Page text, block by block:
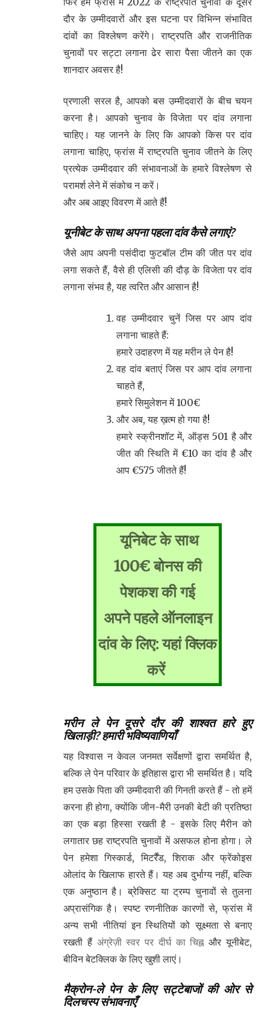
दौर के उम्मीदवारों और इस घटना पर विभिन्न संभावित
दांवों का विश्लेषण करेंगे। राष्ट्रपति और राजनीतिक
चुनावों पर सट्टा लगाना ढेर सारा पैसा जीतने का एक
शानदार अवसर है!
प्रणाली सरल है, आपको बस उम्मीदवारों के बीच चयन
करना है। आपको चुनाव के विजेता पर दांव लगाना
चाहिए। यह जानने के लिए कि आपको किस पर दांव
लगाना चाहिए, फ्रांस में राष्ट्रपति चुनाव जीतने के लिए
प्रत्येक उम्मीदवार की संभावनाओं के हमारे विश्लेषण से
परामर्श लेने में संकोच न करें।
और अब आइए विवरण में आते हैं!
यूनीबेट के साथ अपना पहला दांव कैसे लगाएं?
जैसे आप अपनी पसंदीदा फुटबॉल टीम की जीत पर दांव
लगा सकते हैं, वैसे ही एलिसी की दौड़ के विजेता पर दांव
लगाना संभव है, यह त्वरित और आसान है!
वह उम्मीदवार चुनें जिस पर आप दांव
लगाना चाहते हैं:
हमारे उदाहरण में यह मरीन ले पेन है!
वह दांव बताएं जिस पर आप दांव लगाना
चाहते हैं,
हमारे सिमुलेशन में 100€
और अब, यह ख़त्म हो गया है!
हमारे स्क्रीनशॉट में, ऑड्स 501 है और
जीत की स्थिति में €10 का दांव है और
आप €575 जीतते हैं!
यूनिबेट के साथ
100€ बोनस की
पेशकश की गई
अपने पहले ऑनलाइन
दांव के लिए: यहां क्लिक
करें
मरीन ले पेन दूसरे दौर की शाश्वत हारे हुए
खिलाड़ी? हमारी भविष्यवाणियाँ
यह विश्वास न केवल जनमत सर्वेक्षणों द्वारा समर्थित है,
बल्कि ले पेन परिवार के इतिहास द्वारा भी समर्थित है। यदि
हम उसके पिता की उम्मीदवारी की गिनती करते हैं - तो हमें
करना ही होगा, क्योंकि जीन-मैरी उनकी बेटी की प्रतिष्ठा
का एक बड़ा हिस्सा रखती है - इसके लिए मैरीन को
लगातार छह राष्ट्रपति चुनावों में असफल होना होगा। ले
पेन हमेशा गिस्कार्ड, मिटर्रैंड, शिराक और फ्रेंकोइस
ओलांद के खिलाफ हारते हैं। यह अब दुर्भाग्य नहीं, बल्कि
एक अनुष्ठान है। ब्रेक्सिट या ट्रम्प चुनावों से तुलना
अप्रासंगिक है। स्पष्ट रणनीतिक कारणों से, फ्रांस में
अन्य सभी नीतियां इन स्थितियों को सूक्ष्मता से बनाए
रखती हैं अंग्रेज़ी स्वर पर दीर्घ का चिह्नऔर यूनीबेट,
बीविन बेटक्लिक के लिए खुशी लाएं।
मैक्रोन-ले पेन के लिए सट्टेबाजों की ओर से
दिलचस्प संभावनाएँ